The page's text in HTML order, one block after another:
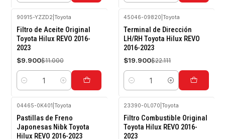
-10%
OFF
90915-YZZD2 Toyota
Filtro de Aceite Original
Toyota Hilux REVO 2016-
2023
$9.900$11.000
Cantidad
-10%
OFF
45046-09820 Toyota
Terminal de Dirección
LH/RH Toyota Hilux REVO
2016-2023
$19.900$22.111
Cantidad
-10%
OFF
04465-0K401 Toyota
Pastillas de Freno
Japonesas Nibk Toyota
Hilux REVO 2016-2023
-10%
OFF
23390-0L070 Toyota
Filtro Combustible Original
Toyota Hilux REVO 2016-
2023